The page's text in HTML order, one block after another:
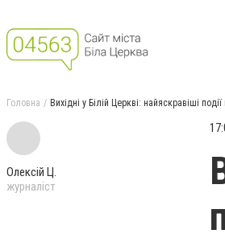
Головна Вихідні у Білій Церкві: найяскравіші події
Олексій Ц.
журналіст